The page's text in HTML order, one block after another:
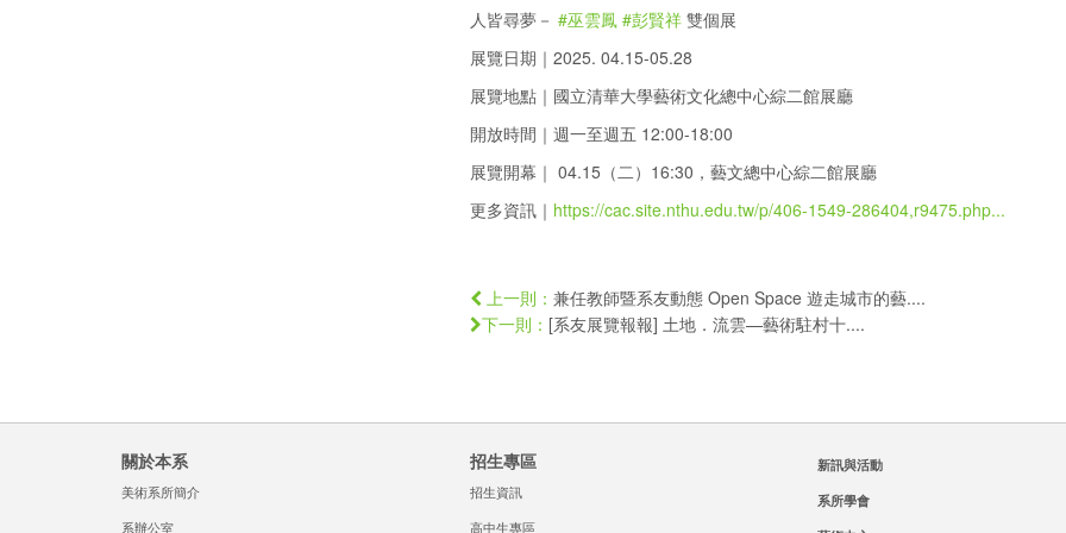
人皆尋夢－ #巫雲鳳 #彭賢祥雙個展
展覽日期｜2025. 04.15-05.28
展覽地點｜國立清華大學藝術文化總中心綜二館展廳
開放時間｜週一至週五 12:00-18:00
展覽開幕｜ 04.15（二）16:30，藝文總中心綜二館展廳
更多資訊｜ https://cac.site.nthu.edu.tw/p/406-1549-286404,r9475.php...
上一則： 兼任教師暨系友動態 Open Space 遊走城市的藝....
下一則： [系友展覽報報] 土地．流雲—藝術駐村十....
關於本系
美術系所簡介
系辦公室
招生專區
招生資訊
高中生專區
新訊與活動
系所學會